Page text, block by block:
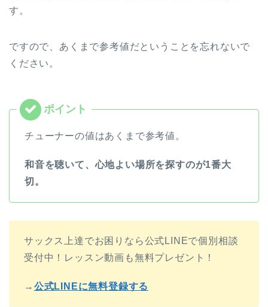
す。
ですので、あくまで参考値だということを忘れないで
ください。
チューナーの値はあくまで参考値。
和音を聴いて、心地よい場所を探すのが1番大
切。
サックス上達でお困りなら公式LINEで個別相談
受付中！レッスン動画も無料プレゼント！
→ 公式LINEに無料登録する